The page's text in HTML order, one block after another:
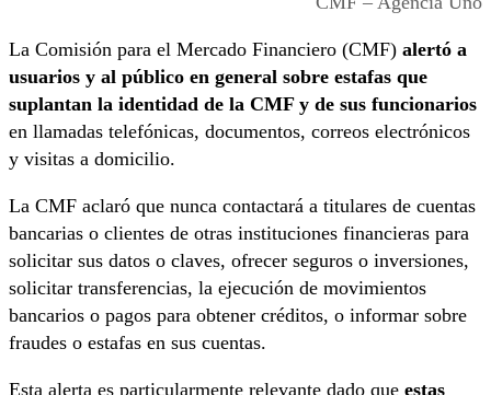
La Comisión para el Mercado Financiero (CMF) alertó a
usuarios y al público en general sobre estafas que
suplantan la identidad de la CMF y de sus funcionarios
en llamadas telefónicas, documentos, correos electrónicos
y visitas a domicilio.
La CMF aclaró que nunca contactará a titulares de cuentas
bancarias o clientes de otras instituciones financieras para
solicitar sus datos o claves, ofrecer seguros o inversiones,
solicitar transferencias, la ejecución de movimientos
bancarios o pagos para obtener créditos, o informar sobre
fraudes o estafas en sus cuentas.
Esta alerta es particularmente relevante dado que estas